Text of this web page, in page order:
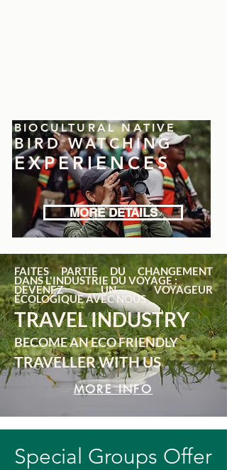
BIRD WATCHING
MORE DETAILS
EXPERIENCES
BIOCULTURAL NATIVE
FAITES PARTIE DU CHANGEMENT
DANS L'INDUSTRIE DU VOYAGE :
DEVENEZ UN VOYAGEUR
ÉCOLOGIQUE AVEC NOUS
TRAVEL INDUSTRY
BECOME AN ECO FRIENDLY
TRAVELLER WITH US
MORE INFO
Special Groups Offer